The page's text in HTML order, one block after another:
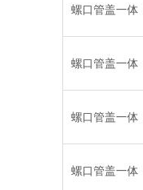
螺口管盖一体
螺口管盖一体
螺口管盖一体
螺口管盖一体